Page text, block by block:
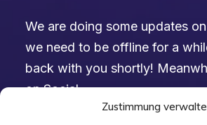
Zustimmung
We are doing some updates
we need to be offline for a
back with you shortly!
on Social.